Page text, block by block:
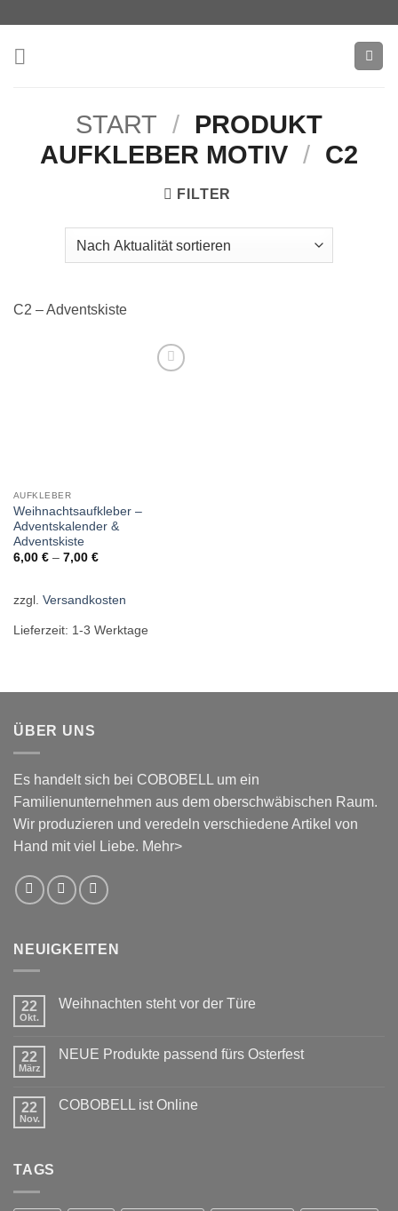
springen
START / PRODUKT
AUFKLEBER MOTIV / C2
FILTER
C2 – Adventskiste
AUFKLEBER
Weihnachtsaufkleber –
Adventskalender &
Adventskiste
6,00 €– 7,00 €
zzgl. Versandkosten
Lieferzeit: 1-3 Werktage
ÜBER UNS
Es handelt sich bei COBOBELL um ein
Familienunternehmen aus dem oberschwäbischen Raum.
Wir produzieren und veredeln verschiedene Artikel von
Hand mit viel Liebe. Mehr>
NEUIGKEITEN
22
Okt.
Weihnachten steht vor der Türe
Weihnachten
Türe
22
März
NEUE Produkte passend fürs Osterfest
NEUE
22
Nov.
COBOBELL ist Online
TAGS